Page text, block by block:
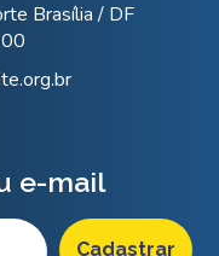
Brasília / DF
e-mail